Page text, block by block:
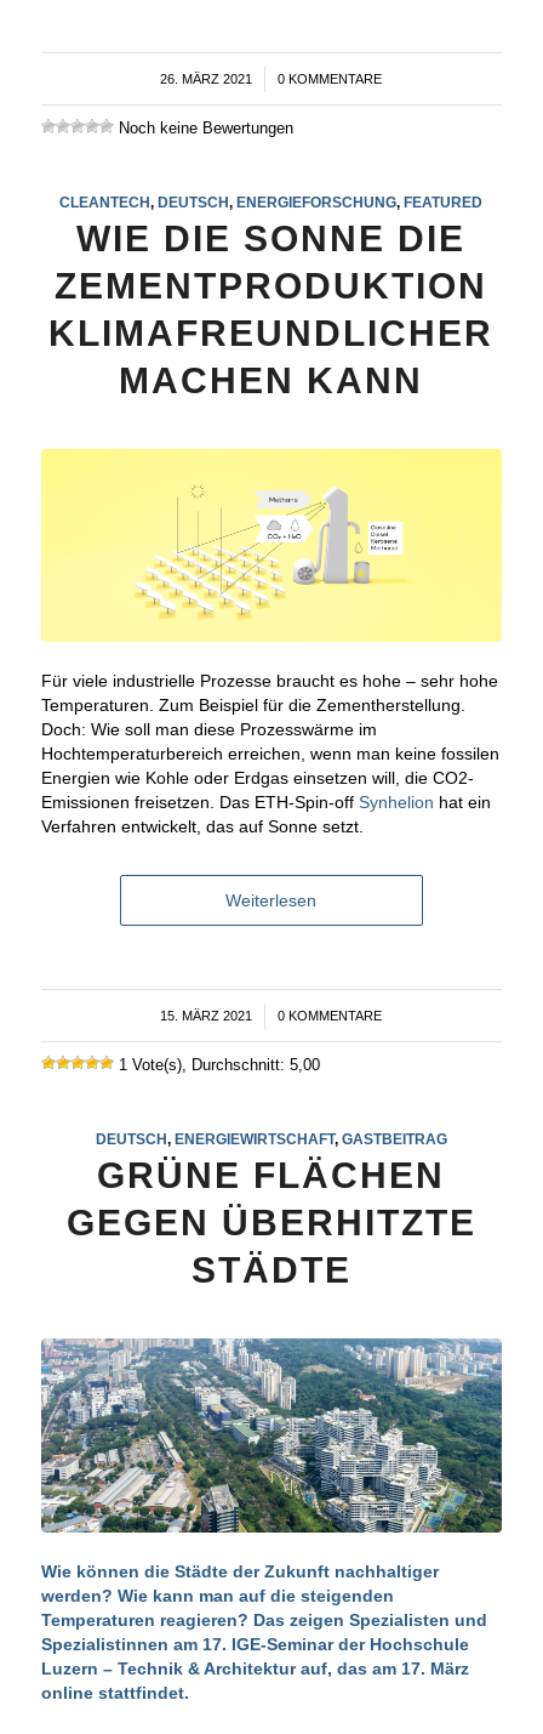
26. MÄRZ 2021
/ 0 KOMMENTARE
Noch keine Bewertungen
CLEANTECH ,DEUTSCH ,ENERGIEFORSCHUNG ,FEATURED
WIE DIE SONNE DIE
ZEMENTPRODUKTION
KLIMAFREUNDLICHER
MACHEN KANN
Für viele industrielle Prozesse braucht es hohe – sehr hohe
Temperaturen. Zum Beispiel für die Zementherstellung.
Doch: Wie soll man diese Prozesswärme im
Hochtemperaturbereich erreichen, wenn man keine fossilen
Energien wie Kohle oder Erdgas einsetzen will, die CO2-
Emissionen freisetzen. Das ETH-Spin-off Synhelion hat ein
Verfahren entwickelt, das auf Sonne setzt.
Weiterlesen
15. MÄRZ 2021
/ 0 KOMMENTARE
1 Vote(s), Durchschnitt: 5,00
DEUTSCH, ENERGIEWIRTSCHAFT, GASTBEITRAG
GRÜNE FLÄCHEN
GEGEN ÜBERHITZTE
STÄDTE
Wie können die Städte der Zukunft nachhaltiger
werden? Wie kann man auf die steigenden
Temperaturen reagieren? Das zeigen Spezialisten und
Spezialistinnen am 17. IGE-Seminar der Hochschule
Luzern – Technik & Architektur auf, das am 17. März
online stattfindet.